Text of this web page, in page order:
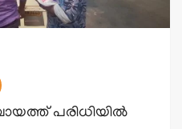
പരിധിയിൽ